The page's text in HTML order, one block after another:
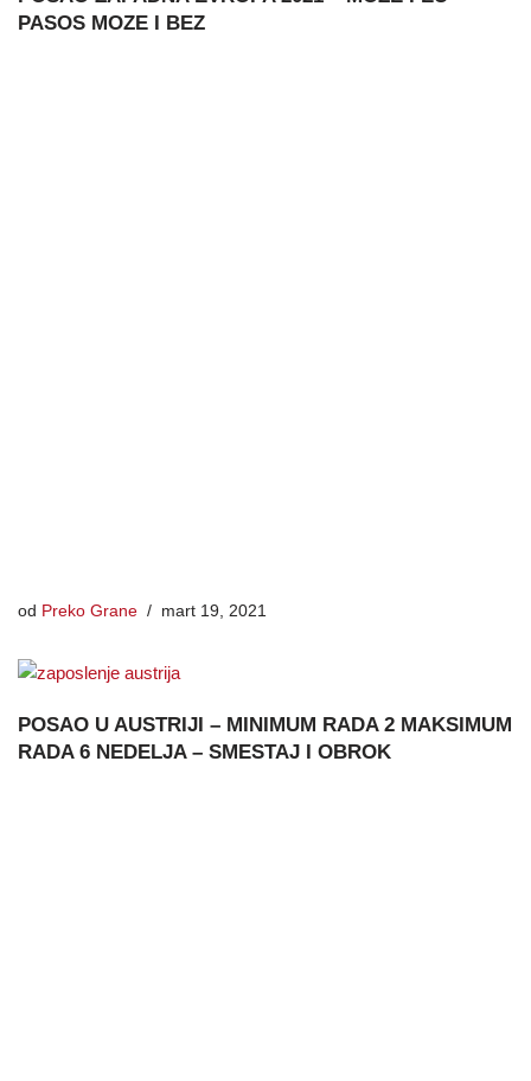
PASOS MOZE I BEZ
od Preko Grane mart 19, 2021
POSAO U AUSTRIJI – MINIMUM RADA 2 MAKSIMUM
RADA 6 NEDELJA – SMESTAJ I OBROK